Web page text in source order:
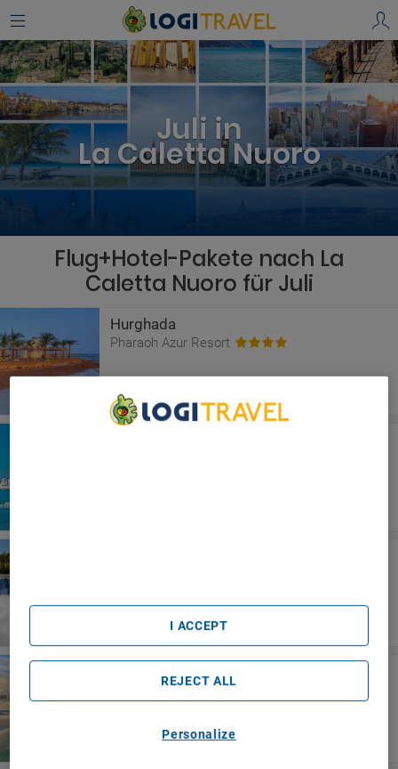
Juli in
La Caletta Nuoro
Flug+Hotel-Pakete nach La
Caletta Nuoro für Juli
Hurghada
Pharaoh Azur Resort
Fuerteventura
Iberostar Waves Playa Gaviotas
Personalize
REJECT ALL
I ACCEPT